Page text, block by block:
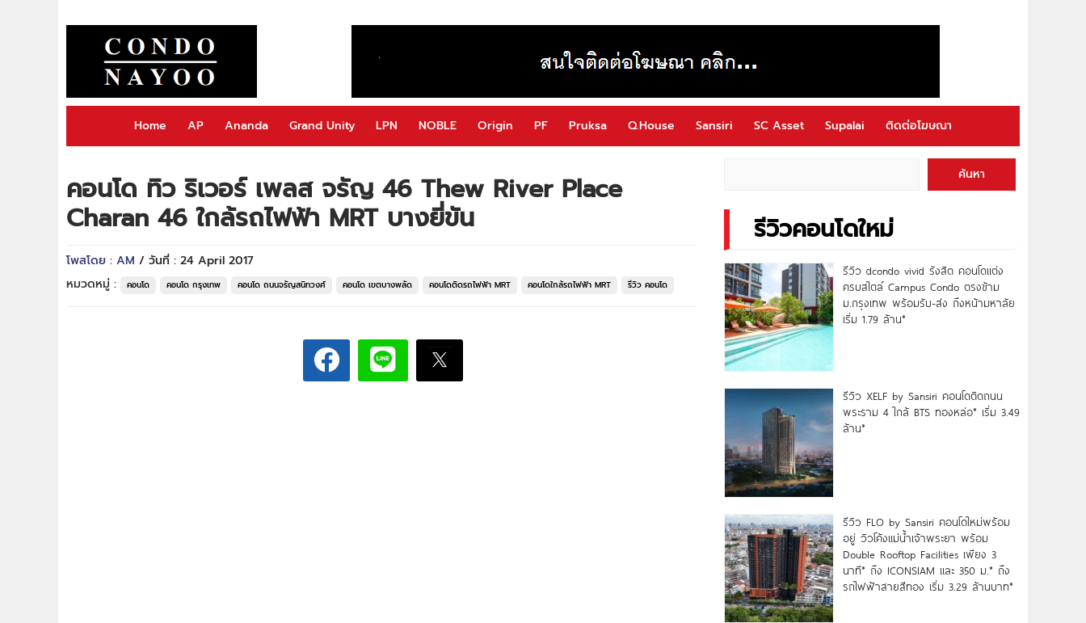
Home AP Ananda Grand Unity LPN NOBLE Origin PF Pruksa Q.House Sansiri SC Asset Supalai ติดต่อโฆษณา
คอนโด ทิว ริเวอร์ เพลส จรัญ 46 Thew River Place
Charan 46 ใกล้รถไฟฟ้า MRT บางยี่ขัน
โพสโดย : AM / วันที่ : 24 April 2017
หมวดหมู่ :
คอนโด คอนโด กรุงเทพ คอนโด ถนนจรัญสนิทวงศ์ คอนโด เขตบางพลัด คอนโดติดรถไฟฟ้า MRT คอนโดใกล้รถไฟฟ้า MRT รีวิว คอนโด
ค้นหา
รีวิวคอนโดใหม่
รีวิว dcondo vivid รังสิต คอนโดแต่ง
ครบสไตล์ Campus Condo ตรงข้าม
ม.กรุงเทพ พร้อมรับ-ส่ง ถึงหน้ามหาลัย
เริ่ม 1.79 ล้าน*
รีวิว XELF by Sansiri คอนโดติดถนน
พระราม 4 ใกล้ BTS ทองหล่อ* เริ่ม 3.49
ล้าน*
รีวิว FLO by Sansiri คอนโดใหม่พร้อม
อยู่ วิวโค้งแม่น้ำเจ้าพระยา พร้อม
Double Rooftop Facilities เพียง 3
นาที* ถึง ICONSIAM และ 350 ม.* ถึง
รถไฟฟ้าสายสีทอง เริ่ม 3.29 ล้านบาท*